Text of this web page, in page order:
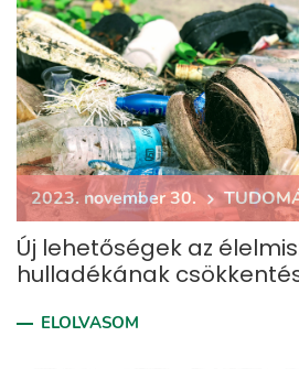
2023. november 30.
Új lehetőségek az
hulladékának
ELOLVASOM